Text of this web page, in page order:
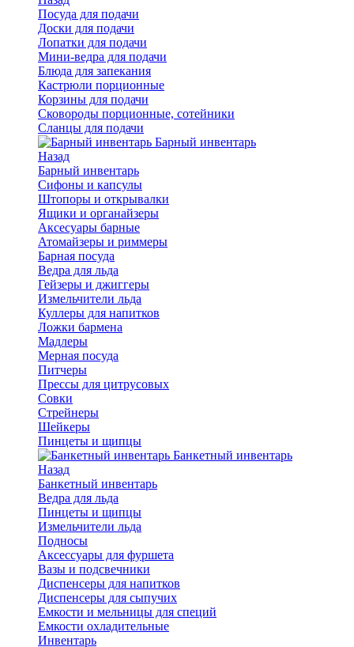
Посуда для подачи
Доски для подачи
Лопатки для подачи
Мини-ведра для подачи
Блюда для запекания
Кастрюли порционные
Корзины для подачи
Сковороды порционные, сотейники
Сланцы для подачи
Барный инвентарь
Назад
Барный инвентарь
Сифоны и капсулы
Штопоры и открывалки
Ящики и органайзеры
Аксесуары барные
Атомайзеры и риммеры
Барная посуда
Ведра для льда
Гейзеры и джиггеры
Измельчители льда
Куллеры для напитков
Ложки бармена
Мадлеры
Мерная посуда
Питчеры
Прессы для цитрусовых
Совки
Стрейнеры
Шейкеры
Пинцеты и щипцы
Банкетный инвентарь
Назад
Банкетный инвентарь
Ведра для льда
Пинцеты и щипцы
Измельчители льда
Подносы
Аксессуары для фуршета
Вазы и подсвечники
Диспенсеры для напитков
Диспенсеры для сыпучих
Емкости и мельницы для специй
Емкости охладительные
Инвентарь